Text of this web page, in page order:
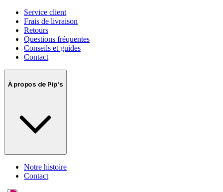
Service client
Frais de livraison
Retours
Questions fréquentes
Conseils et guides
Contact
À propos de Pip's
Notre histoire
Contact